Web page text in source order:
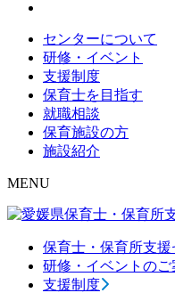
センターについて
研修・イベント
支援制度
保育士を目指す
就職相談
保育施設の方
施設紹介
MENU
保育士・保育所支
研修・イベントのご
支援制度